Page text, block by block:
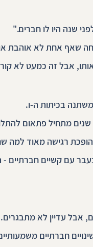
שנה היו לו חברים."
שאף אחת לא אוהבת
אבל זה כמעט לא
בכיתות ה-ו.
מתחיל פתאום
רגישה מאוד למה
עם קשיים חברתיים -
אבל עדיין לא מתבגרים.
חברתיים